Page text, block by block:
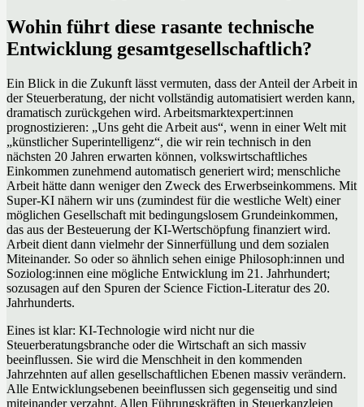
Wohin führt diese rasante technische
Entwicklung gesamtgesellschaftlich?
Ein Blick in die Zukunft lässt vermuten, dass der Anteil der Arbeit in
der Steuerberatung, der nicht vollständig automatisiert werden kann,
dramatisch zurückgehen wird. Arbeitsmarktexpert:innen
prognostizieren: „Uns geht die Arbeit aus“, wenn in einer Welt mit
„künstlicher Superintelligenz“, die wir rein technisch in den
nächsten 20 Jahren erwarten können, volkswirtschaftliches
Einkommen zunehmend automatisch generiert wird; menschliche
Arbeit hätte dann weniger den Zweck des Erwerbseinkommens. Mit
Super-KI nähern wir uns (zumindest für die westliche Welt) einer
möglichen Gesellschaft mit bedingungslosem Grundeinkommen,
das aus der Besteuerung der KI-Wertschöpfung finanziert wird.
Arbeit dient dann vielmehr der Sinnerfüllung und dem sozialen
Miteinander. So oder so ähnlich sehen einige Philosoph:innen und
Soziolog:innen eine mögliche Entwicklung im 21. Jahrhundert;
sozusagen auf den Spuren der Science Fiction-Literatur des 20.
Jahrhunderts.
Eines ist klar: KI-Technologie wird nicht nur die
Steuerberatungsbranche oder die Wirtschaft an sich massiv
beeinflussen. Sie wird die Menschheit in den kommenden
Jahrzehnten auf allen gesellschaftlichen Ebenen massiv verändern.
Alle Entwicklungsebenen beeinflussen sich gegenseitig und sind
miteinander verzahnt. Allen Führungskräften in Steuerkanzleien